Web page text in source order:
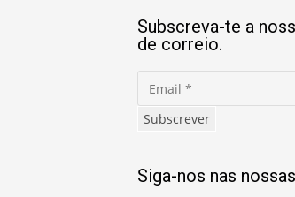
Subscreva-te a
de correio.
Subscrever
Siga-nos nas